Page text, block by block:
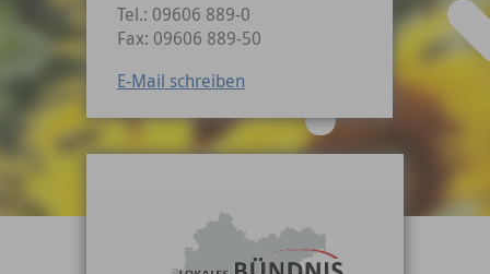
Tel.: 09606 889-0
Fax: 09606 889-50
E-Mail schreiben